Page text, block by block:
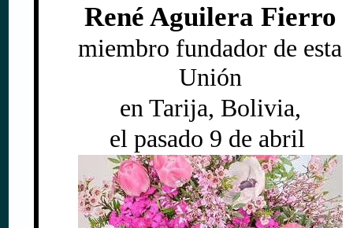
René Aguilera Fierro
miembro fundador de esta
Unión
en Tarija, Bolivia,
el pasado 9 de abril